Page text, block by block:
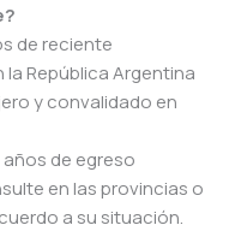
de reciente
República Argentina
y convalidado en
de egreso
en las provincias o
a su situación.